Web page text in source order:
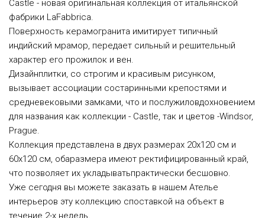
Castle - новая оригинальная коллекция от итальянской
фабрики LaFabbrica.
Поверхность керамогранита имитирует типичный
индийский мрамор, передает сильный и решительный
характер его прожилок и вен.
Дизайнплитки, со строгим и красивым рисунком,
вызывает ассоциации состаринными крепостями и
средневековыми замками, что и послужиловдохновением
для названия как коллекции - Castle, так и цветов -Windsor,
Prague.
Коллекция представлена в двух размерах 20х120 см и
60х120 см, обаразмера имеют ректифицированный край,
что позволяет их укладыватьпрактически бесшовно.
Уже сегодня вы можете заказать в нашем Ателье
интерьеров эту коллекцию споставкой на объект в
течение 2-х недель.